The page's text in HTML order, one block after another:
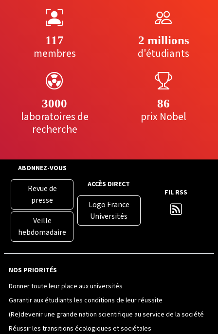
117
membres
2 millions
d'étudiants
3000
laboratoires de
recherche
86
prix Nobel
ABONNEZ-VOUS
Revue de
presse
Veille
hebdomadaire
ACCÈS DIRECT
Logo France
Universités
FIL RSS
NOS PRIORITÉS
Donner toute leur place aux universités
Garantir aux étudiants les conditions de leur réussite
(Re)devenir une grande nation scientifique au service de la société
Réussir les transitions écologiques et sociétales